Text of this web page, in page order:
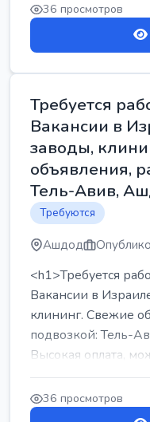
36 просмотров
Требуется
Вакансии в
заводы,
объявления,
Тель-Авив,
Требуются
Ашдод
<h1>Требуется
Вакансии в
клининг. Свежие
подвозкой: Тель-
Высокая оплата,
...
36 просмотров